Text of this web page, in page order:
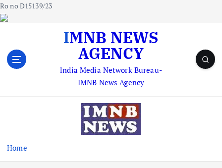
Ro no D15139/23
IMNB NEWS
AGENCY
lndia Media Network Bureau-
IMNB News Agency
Home